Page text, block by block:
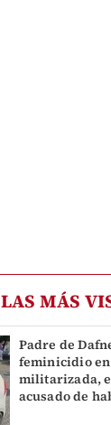
LAS MÁS
Padre de
feminicidio
militarizada,
acusado de